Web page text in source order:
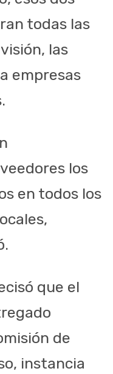
todas las
las
empresas
los
en todos los
que el
de
instancia